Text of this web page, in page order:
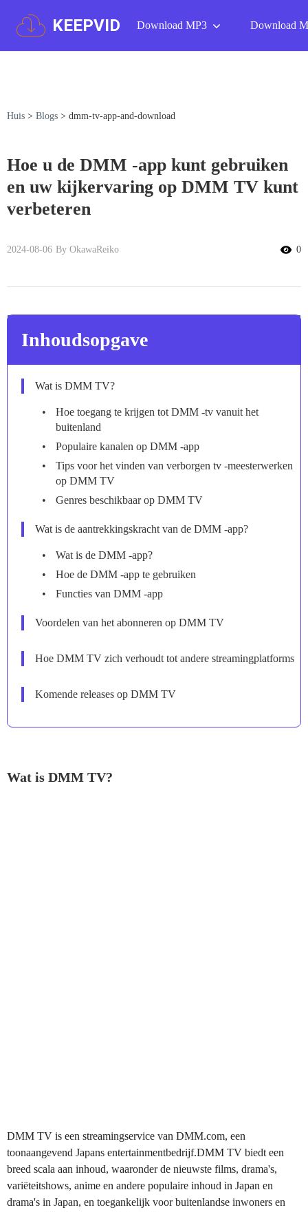
KEEPVID Download MP3 Download
Huis > Blogs > dmm-tv-app-and-download
Hoe u de DMM -app kunt gebruiken
en uw kijkervaring op DMM TV kunt
verbeteren
2024-08-06 By OkawaReiko 0
Inhoudsopgave
Wat is DMM TV?
Hoe toegang te krijgen tot DMM -tv vanuit het
buitenland
Populaire kanalen op DMM -app
Tips voor het vinden van verborgen tv -meesterwerken
op DMM TV
Genres beschikbaar op DMM TV
Wat is de aantrekkingskracht van de DMM -app?
Wat is de DMM -app?
Hoe de DMM -app te gebruiken
Functies van DMM -app
Voordelen van het abonneren op DMM TV
Hoe DMM TV zich verhoudt tot andere streamingplatforms
Komende releases op DMM TV
Wat is DMM TV?
DMM TV is een streamingservice van DMM.com, een
toonaangevend Japans entertainmentbedrijf.DMM TV biedt een
breed scala aan inhoud, waaronder de nieuwste films, drama's,
variëteitshows, anime en andere populaire inhoud in Japan en
drama's in Japan, en toegankelijk voor buitenlandse inwoners en